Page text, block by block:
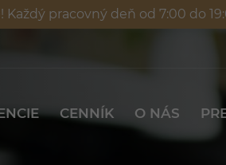
pracovný deň od 7:00 do
CENNÍK O NÁS
CENNÍK O NÁS